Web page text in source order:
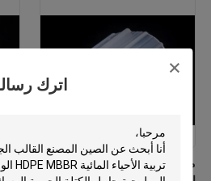
اترك
مصنع الوسائط المرشحة من